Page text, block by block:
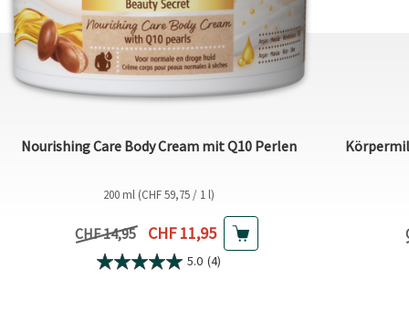
Nourishing Care Body Cream mit Q10 Perlen
200 ml (CHF 59,75 / 1 l)
Vorheriger Preis
CHF 14,95 Aktueller Preis
CHF 11,95
5.0 (4)